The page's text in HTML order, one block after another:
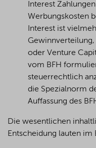
Interest
Werbungskosten
Interest ist
oder Venture
vom BFH
steuerrechtlich
die Spezialnorm
Auffassung des
Die wesentlichen
Entscheidung lauten im